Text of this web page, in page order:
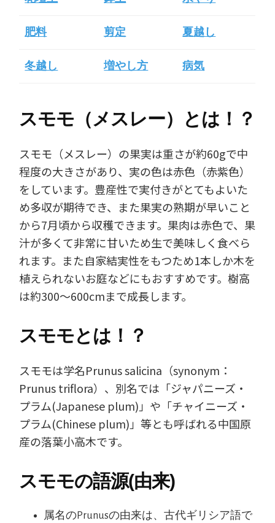
肥料 剪定 夏越し
冬越し 増やし方 病気
スモモ（メスレー）とは！？
スモモ（メスレー）の果実は重さが約60gで中
程度の大きさがあり、実の色は赤色（赤紫色）
をしています。豊産性で実付きがとてもよいた
め多収が期待でき、また果実の熟期が早いこと
から7月頃から収穫できます。果肉は赤色で、果
汁が多くて非常に甘いため生で美味しく食べら
れます。また自家結実性をもつため1本しか木を
植えられないお庭などにもおすすめです。樹高
は約300～600cmまで成長します。
スモモとは！？
スモモは学名Prunus salicina（synonym：
Prunus triflora）、別名では「ジャパニーズ・
プラム(Japanese plum)」や「チャイニーズ・
プラム(Chinese plum)」等とも呼ばれる中国原
産の落葉小高木です。
スモモの語源(由来)
属名のPrunusの由来は、古代ギリシア語で